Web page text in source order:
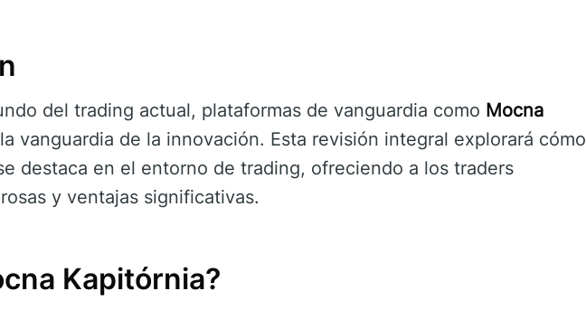
del trading actual, plataformas de vanguardia como Mocna
vanguardia de la innovación. Esta revisión integral explorará cómo
destaca en el entorno de trading, ofreciendo a los traders
y ventajas significativas.
Kapitórnia?